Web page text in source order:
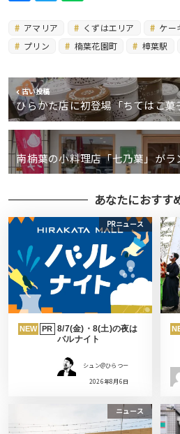
アマリア くずはエリア ケー
プリン
楠葉花園町 樟葉駅
古い投稿
ひらかた店に初登場「ちてはこ菓
南楠葉の小料理店「七乃葉」が
あなたにおすす
PRニュース
NEW PR 8/7(金)・8(土)の夜は
バルナイト
シュン@ひらつー
2026年8月6日
ニュース